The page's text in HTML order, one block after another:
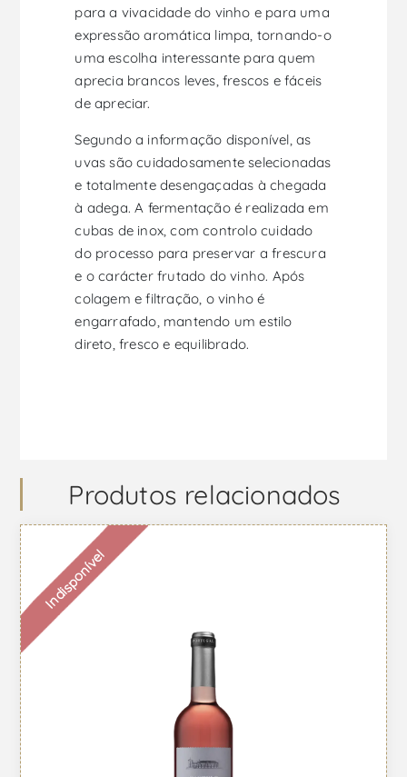
para a vivacidade do vinho e para uma
expressão aromática limpa, tornando-o
uma escolha interessante para quem
aprecia brancos leves, frescos e fáceis
de apreciar.
Segundo a informação disponível, as
uvas são cuidadosamente selecionadas
e totalmente desengaçadas à chegada
à adega. A fermentação é realizada em
cubas de inox, com controlo cuidado
do processo para preservar a frescura
e o carácter frutado do vinho. Após
colagem e filtração, o vinho é
engarrafado, mantendo um estilo
direto, fresco e equilibrado.
Produtos relacionados
Indisponível